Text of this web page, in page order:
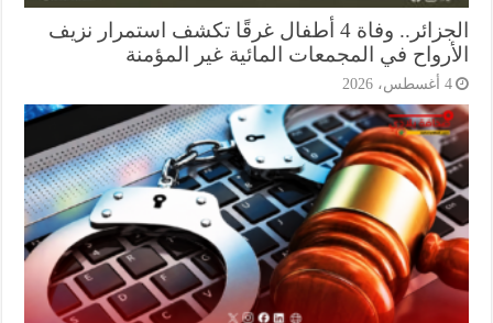
الجزائر.. وفاة 4 أطفال غرقًا تكشف استمرار نزيف
في المجمعات المائية غير المؤمنة